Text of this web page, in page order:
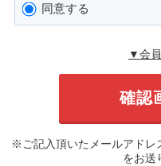
同意する
▼会
※ご記入頂いたメールアドレ
をお送